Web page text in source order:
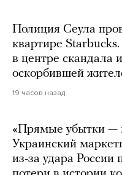
Полиция Сеула
квартире
в центре скандала
оскорбившей
19 часов назад
«Прямые убытки —
Украинский
из-за удара